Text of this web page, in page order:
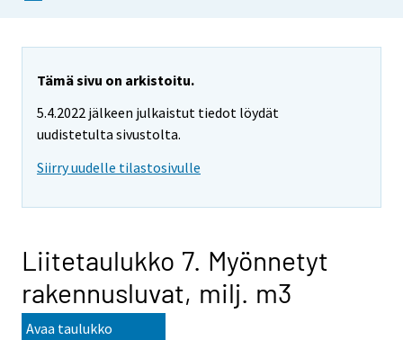
Tämä sivu on arkistoitu.
5.4.2022 jälkeen julkaistut tiedot löydät
uudistetulta sivustolta.
Siirry uudelle tilastosivulle
Liitetaulukko 7. Myönnetyt
rakennusluvat, milj. m3
Avaa taulukko